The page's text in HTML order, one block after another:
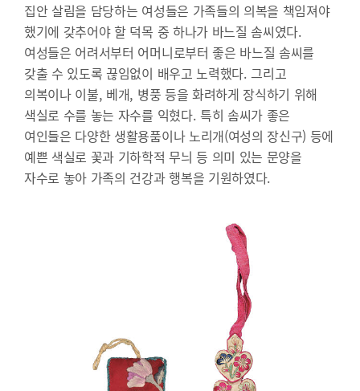
집안 살림을 담당하는 여성들은 가족들의 의복을 책임져야
했기에 갖추어야 할 덕목 중 하나가 바느질 솜씨였다.
여성들은 어려서부터 어머니로부터 좋은 바느질 솜씨를
갖출 수 있도록 끊임없이 배우고 노력했다. 그리고
의복이나 이불, 베개, 병풍 등을 화려하게 장식하기 위해
색실로 수를 놓는 자수를 익혔다. 특히 솜씨가 좋은
여인들은 다양한 생활용품이나 노리개(여성의 장신구) 등에
예쁜 색실로 꽃과 기하학적 무늬 등 의미 있는 문양을
자수로 놓아 가족의 건강과 행복을 기원하였다.